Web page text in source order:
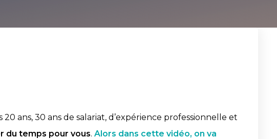
ans, 30 ans de salariat, d’expérience professionnelle et
du temps pour vous. Alors dans cette vidéo, on va